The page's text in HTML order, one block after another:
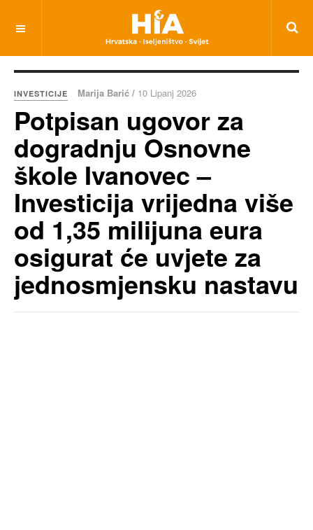
INVESTICIJE Marija Barić / 10 Lipanj 2026
Potpisan ugovor za
dogradnju Osnovne
škole Ivanovec –
Investicija vrijedna više
od 1,35 milijuna eura
osigurat će uvjete za
jednosmjensku nastavu